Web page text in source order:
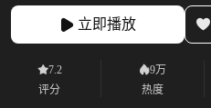
立即播放
7.2
评分
9万
热度